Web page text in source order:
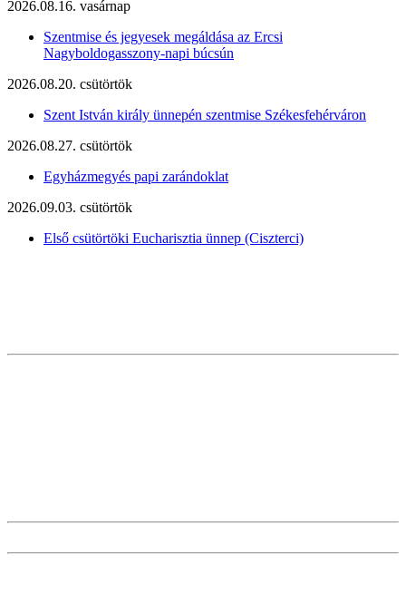
2026.08.16. vasárnap
Szentmise és jegyesek megáldása az Ercsi
Nagyboldogasszony-napi búcsún
2026.08.20. csütörtök
Szent István király ünnepén szentmise Székesfehérváron
2026.08.27. csütörtök
Egyházmegyés papi zarándoklat
2026.09.03. csütörtök
Első csütörtöki Eucharisztia ünnep (Ciszterci)